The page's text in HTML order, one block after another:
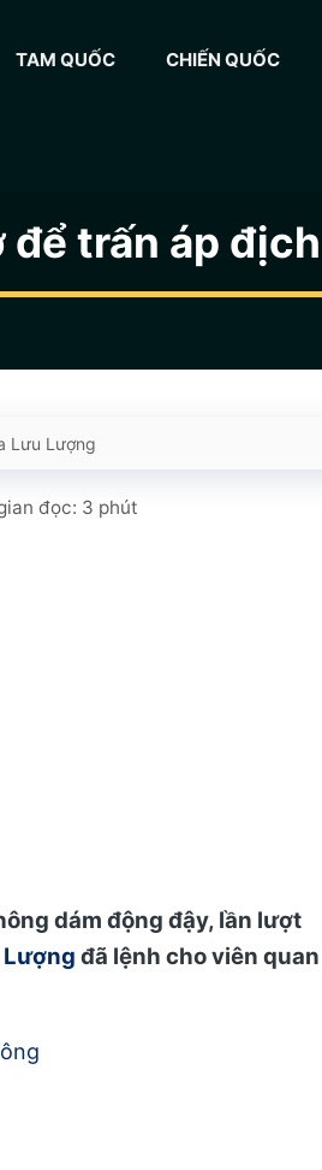
TAM QUỐC CHIẾN QUỐC
để trấn áp
Lưu Lượng
đọc: 3 phút
dám động đậy, lần lượt
đã lệnh cho viên quan